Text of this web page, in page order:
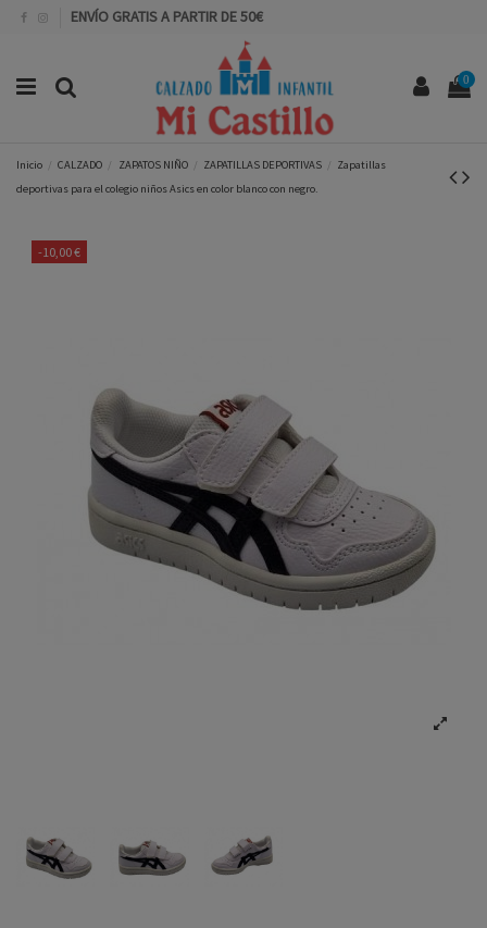
ENVÍO GRATIS A PARTIR DE 50€
0
Inicio CALZADO ZAPATOS NIÑO ZAPATILLAS DEPORTIVAS
Zapatillas
deportivas para el colegio niños Asics en color blanco con negro.
-10,00 €